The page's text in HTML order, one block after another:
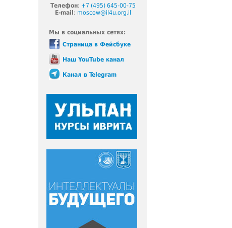
Телефон: +7 (495) 645-00-75
E-mail : moscow@il4u.org.il
Мы в социальных сетях:
Страница в Фейсбуке
Наш YouTube канал
Канал в Telegram